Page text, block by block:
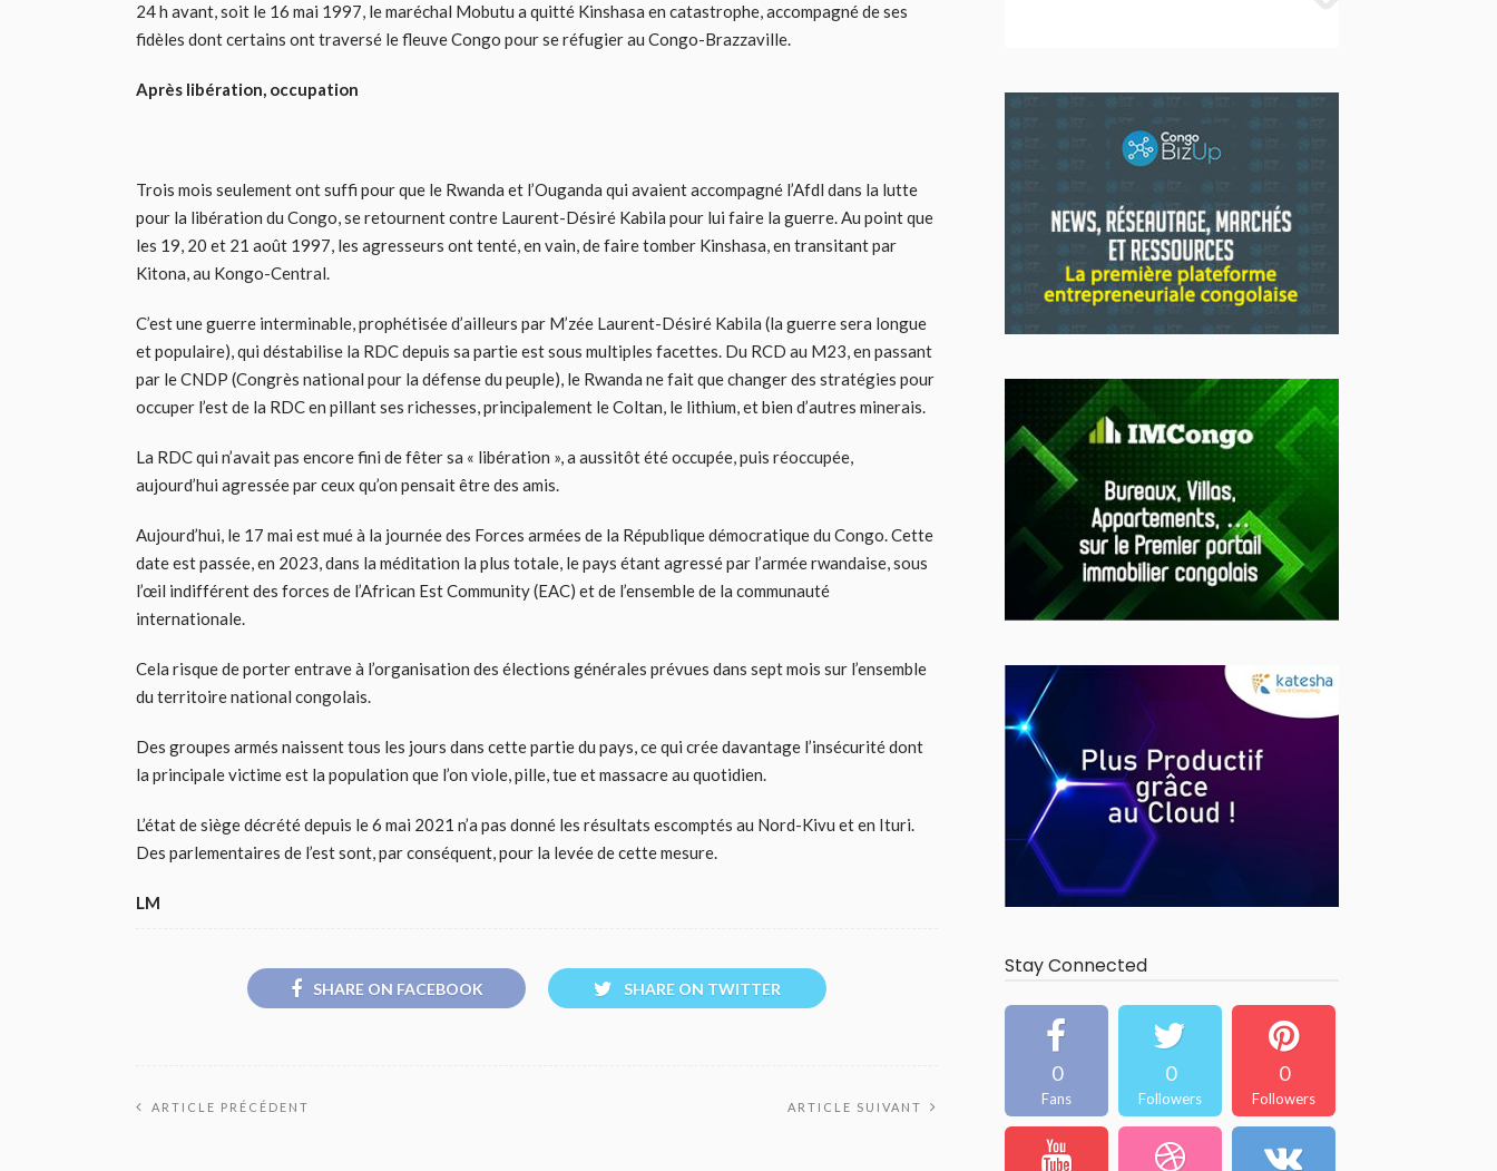
24 h avant, soit le 16 mai 1997, le maréchal Mobutu a quitté Kinshasa en catastrophe, accompagné de ses
fidèles dont certains ont traversé le fleuve Congo pour se réfugier au Congo-Brazzaville.
Après libération, occupation
Trois mois seulement ont suffi pour que le Rwanda et l’Ouganda qui avaient accompagné l’Afdl dans la lutte
pour la libération du Congo, se retournent contre Laurent-Désiré Kabila pour lui faire la guerre. Au point que
les 19, 20 et 21 août 1997, les agresseurs ont tenté, en vain, de faire tomber Kinshasa, en transitant par
Kitona, au Kongo-Central.
C’est une guerre interminable, prophétisée d’ailleurs par M’zée Laurent-Désiré Kabila (la guerre sera longue
et populaire), qui déstabilise la RDC depuis sa partie est sous multiples facettes. Du RCD au M23, en passant
par le CNDP (Congrès national pour la défense du peuple), le Rwanda ne fait que changer des stratégies pour
occuper l’est de la RDC en pillant ses richesses, principalement le Coltan, le lithium, et bien d’autres minerais.
La RDC qui n’avait pas encore fini de fêter sa « libération », a aussitôt été occupée, puis réoccupée,
aujourd’hui agressée par ceux qu’on pensait être des amis.
Aujourd’hui, le 17 mai est mué à la journée des Forces armées de la République démocratique du Congo. Cette
date est passée, en 2023, dans la méditation la plus totale, le pays étant agressé par l’armée rwandaise, sous
l’œil indifférent des forces de l’African Est Community (EAC) et de l’ensemble de la communauté
internationale.
Cela risque de porter entrave à l’organisation des élections générales prévues dans sept mois sur l’ensemble
du territoire national congolais.
Des groupes armés naissent tous les jours dans cette partie du pays, ce qui crée davantage l’insécurité dont
la principale victime est la population que l’on viole, pille, tue et massacre au quotidien.
L’état de siège décrété depuis le 6 mai 2021 n’a pas donné les résultats escomptés au Nord-Kivu et en Ituri.
Des parlementaires de l’est sont, par conséquent, pour la levée de cette mesure.
LM
SHARE ON FACEBOOK SHARE ON TWITTER
ARTICLE PRÉCÉDENT ARTICLE SUIVANT
Stay Connected
0
Fans
0
Followers
0
Followers